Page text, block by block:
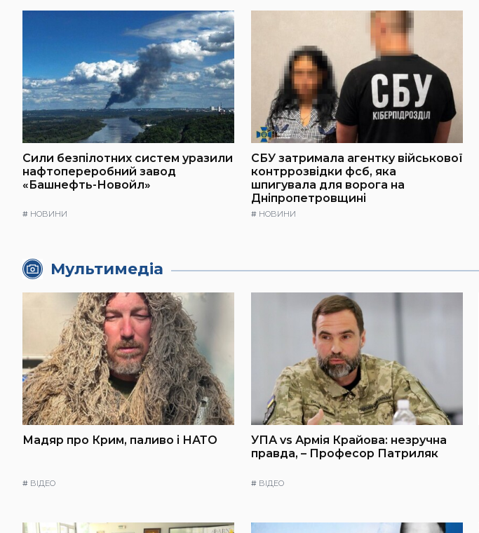
Сили безпілотних систем уразили
нафтопереробний завод
«Башнефть-Новойл»
# НОВИНИ
СБУ затримала агентку військової
контррозвідки фсб, яка
шпигувала для ворога на
Дніпропетровщині
# НОВИНИ
Мультимедіа
Мадяр про Крим, паливо і НАТО
# ВІДЕО
УПА vs Армія Крайова: незручна
правда, – Професор Патриляк
# ВІДЕО